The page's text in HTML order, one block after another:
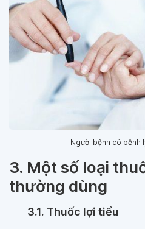
Người bệnh có bệnh
3. Một số loại
thường dùng
3.1. Thuốc lợi tiểu